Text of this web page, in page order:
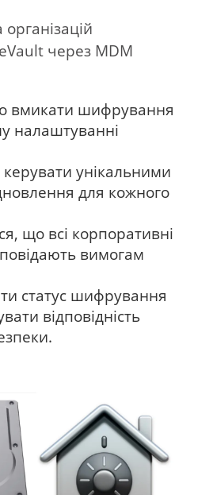
організацій
через MDM
вмикати шифрування
налаштуванні
керувати унікальними
для кожного
що всі корпоративні
вимогам
статус шифрування
відповідність